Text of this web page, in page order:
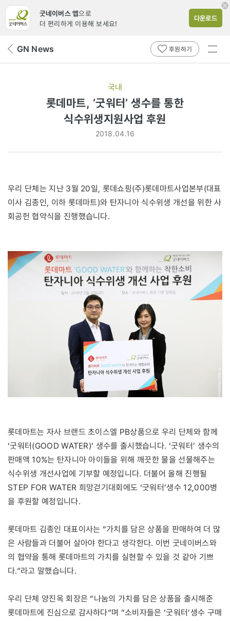
굿네이버스 앱으로
더 편리하게 이용해 보세요!
다운로드
뒤 GN News 후원하기
전체
국내
롯데마트, ‘굿워터’ 생수를 통한
식수위생지원사업 후원
2018.04.16
우리 단체는 지난 3월 20일, 롯데쇼핑(주)롯데마트사업본부(대표
이사 김종인, 이하 롯데마트)와 탄자니아 식수위생 개선을 위한 사
회공헌 협약식을 진행했습니다.
롯데마트는 자사 브랜드 초이스엘 PB상품으로 우리 단체와 함께
‘굿워터(GOOD WATER)’ 생수를 출시했습니다. ‘굿워터’ 생수의
판매액 10%는 탄자니아 아이들을 위해 깨끗한 물을 선물해주는
식수위생 개선사업에 기부할 예정입니다. 더불어 올해 진행될
STEP FOR WATER 희망걷기대회에도 ‘굿워터’생수 12,000병
을 후원할 예정입니다.
롯데마트 김종인 대표이사는 “가치를 담은 상품을 판매하여 더 많
은 사람들과 더불어 살아야 한다고 생각한다. 이번 굿네이버스와
의 협약을 통해 롯데마트의 가치를 실현할 수 있을 것 같아 기쁘
다.”라고 말했습니다.
우리 단체 양진옥 회장은 “나눔의 가치를 담은 상품을 출시해준
롯데마트에 진심으로 감사하다”며 “소비자들은 ‘굿워터’생수 구매